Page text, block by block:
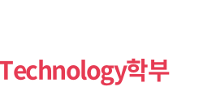
학부